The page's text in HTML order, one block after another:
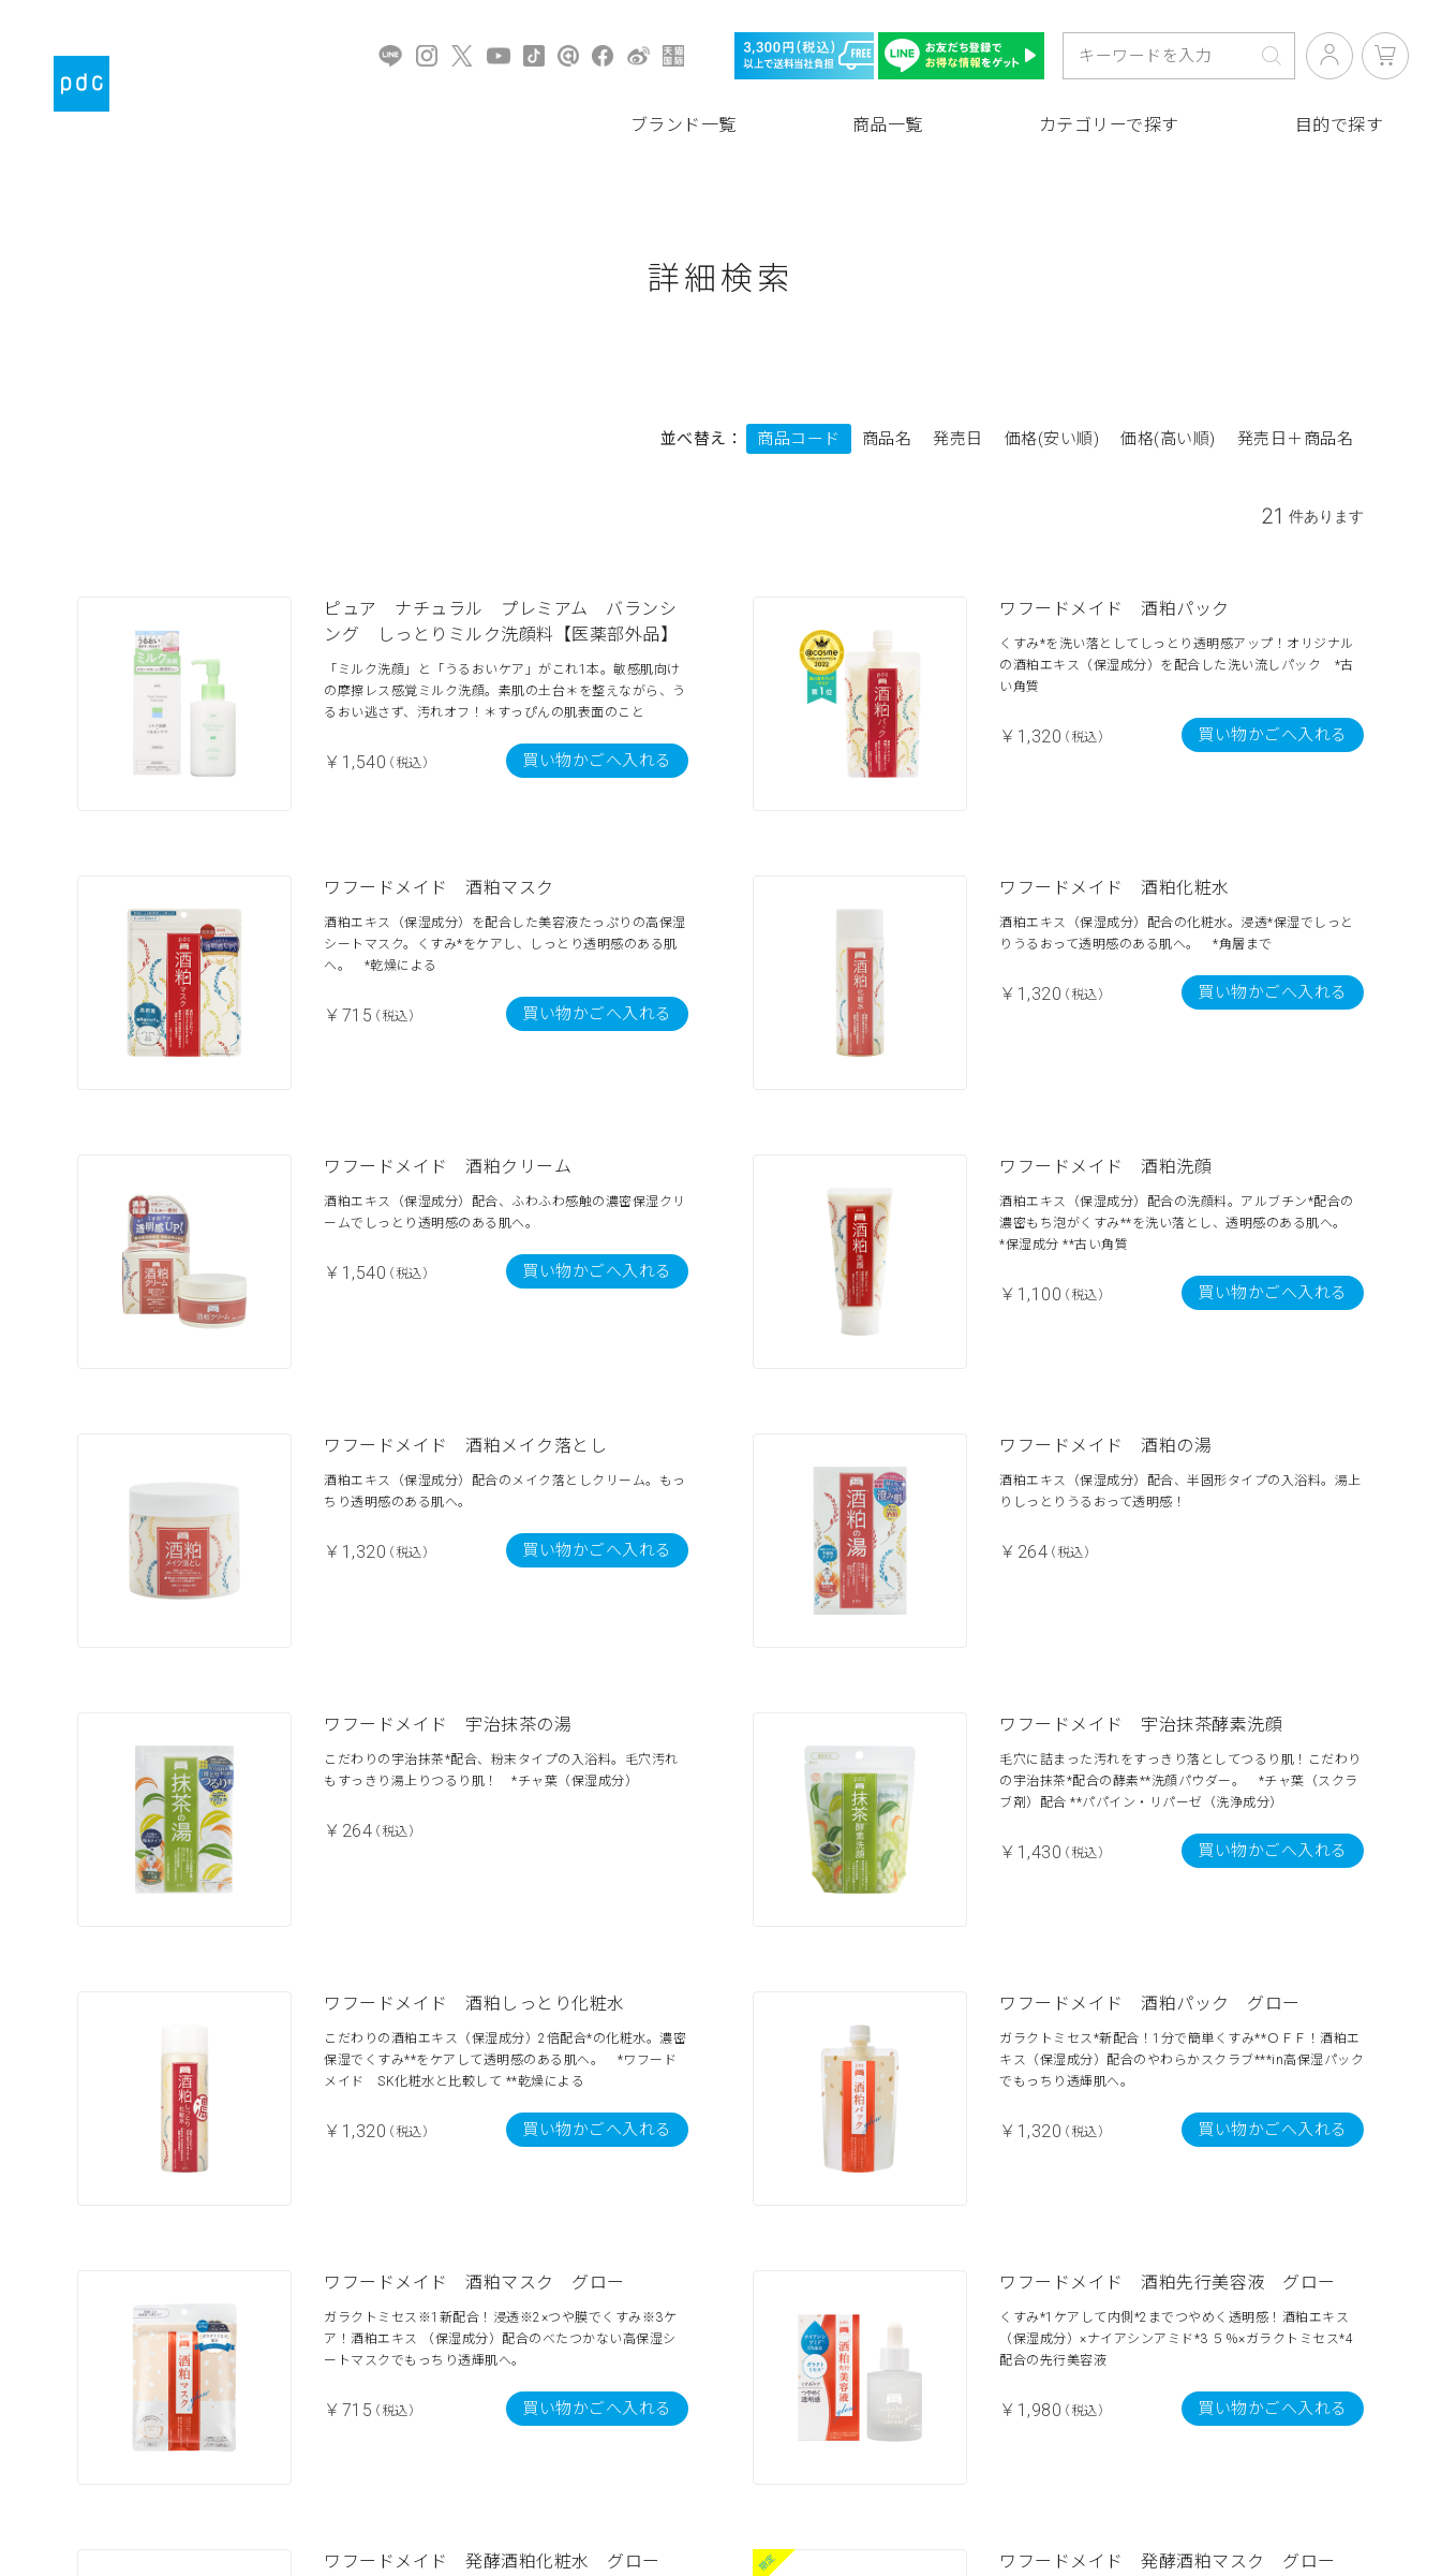
ブランド一覧 商品一覧 カテゴリーで探す 目的で探す
詳細検索
並べ替え： 商品コード 商品名 発売日 価格(安い順) 価格(高い順) 発売日＋商品名
21 件あります
ピュア ナチュラル プレミアム バランシ
ング しっとりミルク洗顔料【医薬部外品】
「ミルク洗顔」と「うるおいケア」がこれ1本。敏感肌向け
の摩擦レス感覚ミルク洗顔。素肌の土台＊を整えながら、う
るおい逃さず、汚れオフ！＊すっぴんの肌表面のこと
￥1,540（税込） 買い物かごへ入れる
ワフードメイド 酒粕パック
くすみ*を洗い落としてしっとり透明感アップ！オリジナル
の酒粕エキス（保湿成分）を配合した洗い流しパック *古
い角質
￥1,320（税込） 買い物かごへ入れる
ワフードメイド 酒粕マスク
酒粕エキス（保湿成分）を配合した美容液たっぷりの高保湿
シートマスク。くすみ*をケアし、しっとり透明感のある肌
へ。 *乾燥による
￥715（税込） 買い物かごへ入れる
ワフードメイド 酒粕化粧水
酒粕エキス（保湿成分）配合の化粧水。浸透*保湿でしっと
りうるおって透明感のある肌へ。 *角層まで
￥1,320（税込） 買い物かごへ入れる
ワフードメイド 酒粕クリーム
酒粕エキス（保湿成分）配合、ふわふわ感触の濃密保湿クリ
ームでしっとり透明感のある肌へ。
￥1,540（税込） 買い物かごへ入れる
ワフードメイド 酒粕洗顔
酒粕エキス（保湿成分）配合の洗顔料。アルブチン*配合の
濃密もち泡がくすみ**を洗い落とし、透明感のある肌へ。
*保湿成分 **古い角質
￥1,100（税込） 買い物かごへ入れる
ワフードメイド 酒粕メイク落とし
酒粕エキス（保湿成分）配合のメイク落としクリーム。もっ
ちり透明感のある肌へ。
￥1,320（税込） 買い物かごへ入れる
ワフードメイド 酒粕の湯
酒粕エキス（保湿成分）配合、半固形タイプの入浴料。湯上
りしっとりうるおって透明感！
￥264（税込）
ワフードメイド 宇治抹茶の湯
こだわりの宇治抹茶*配合、粉末タイプの入浴料。毛穴汚れ
もすっきり湯上りつるり肌！ *チャ葉（保湿成分）
￥264（税込）
ワフードメイド 宇治抹茶酵素洗顔
毛穴に詰まった汚れをすっきり落としてつるり肌！こだわり
の宇治抹茶*配合の酵素**洗顔パウダー。 *チャ葉（スクラ
ブ剤）配合 **パパイン・リパーゼ（洗浄成分）
￥1,430（税込） 買い物かごへ入れる
ワフードメイド 酒粕しっとり化粧水
こだわりの酒粕エキス（保湿成分）2倍配合*の化粧水。濃密
保湿でくすみ**をケアして透明感のある肌へ。 *ワフード
メイド SK化粧水と比較して **乾燥による
￥1,320（税込） 買い物かごへ入れる
ワフードメイド 酒粕パック グロー
ガラクトミセス*新配合！1分で簡単くすみ**ＯＦＦ！酒粕エ
キス（保湿成分）配合のやわらかスクラブ***in高保湿パック
でもっちり透輝肌へ。
￥1,320（税込） 買い物かごへ入れる
ワフードメイド 酒粕マスク グロー
ガラクトミセス※1新配合！浸透※2×つや膜でくすみ※3ケ
ア！酒粕エキス （保湿成分）配合のべたつかない高保湿シ
ートマスクでもっちり透輝肌へ。
￥715（税込） 買い物かごへ入れる
ワフードメイド 酒粕先行美容液 グロー
くすみ*1ケアして内側*2までつやめく透明感！酒粕エキス
（保湿成分）×ナイアシンアミド*3 ５％×ガラクトミセス*4
配合の先行美容液
￥1,980（税込） 買い物かごへ入れる
ワフードメイド 発酵酒粕化粧水 グロー
ワフードメイド 発酵酒粕マスク グロー